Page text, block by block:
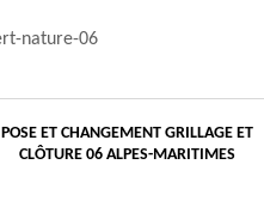
POSE ET CHANGEMENT GRILLAGE ET
CLÔTURE 06 ALPES-MARITIMES